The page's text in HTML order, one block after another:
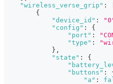
"wireless_verse_grip" :
{
"device_id" :
"config" :
{
"port" :
"type" :
} ,
"state" :
{
"buttons" :
"a" :